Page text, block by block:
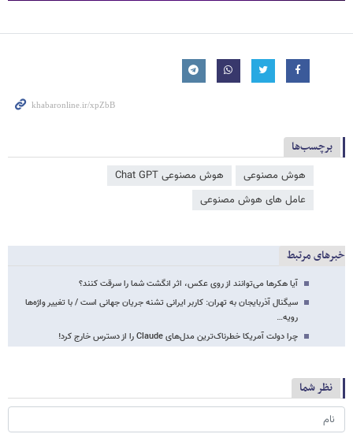
برچسب‌ها
هوش مصنوعی
هوش مصنوعی Chat GPT
عامل‌ های هوش مصنوعی
خبرهای مرتبط
آیا هکرها می‌توانند از روی عکس، اثر انگشت شما را سرقت کنند؟
سیگنال آذربایجان به تهران: کاربر ایرانی تشنه جریان جهانی است / با تغییر واژه‌ها
رویه…
چرا دولت آمریکا خطرناک‌ترین مدل‌های Claude را از دسترس خارج کرد!
نظر شما